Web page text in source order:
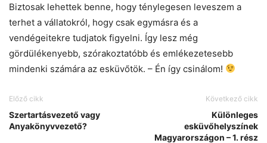
Biztosak lehettek benne, hogy ténylegesen leveszem a
terhet a vállatokról, hogy csak egymásra és a
vendégeitekre tudjatok figyelni. Így lesz még
gördülékenyebb, szórakoztatóbb és emlékezetesebb
mindenki számára az esküvőtök. – Én így csinálom!
Előző cikk
Szertartásvezető vagy
Anyakönyvvezető?
Következő cikk
Különleges
esküvőhelyszínek
Magyarországon – 1. rész